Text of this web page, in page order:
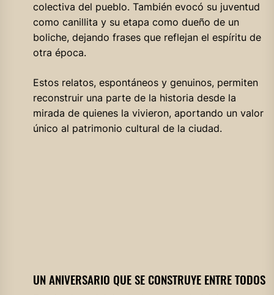
colectiva del pueblo. También evocó su juventud
como canillita y su etapa como dueño de un
boliche, dejando frases que reflejan el espíritu de
otra época.
Estos relatos, espontáneos y genuinos, permiten
reconstruir una parte de la historia desde la
mirada de quienes la vivieron, aportando un valor
único al patrimonio cultural de la ciudad.
UN ANIVERSARIO QUE SE CONSTRUYE ENTRE TODOS